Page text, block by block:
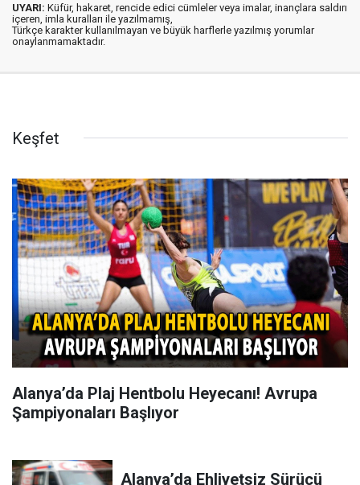
UYARI: Küfür, hakaret, rencide edici cümleler veya imalar, inançlara saldırı
içeren, imla kuralları ile yazılmamış,
Türkçe karakter kullanılmayan ve büyük harflerle yazılmış yorumlar
onaylanmamaktadır.
Keşfet
Alanya’da Plaj Hentbolu Heyecanı! Avrupa
Şampiyonaları Başlıyor
Alanya’da Ehliyetsiz Sürücü